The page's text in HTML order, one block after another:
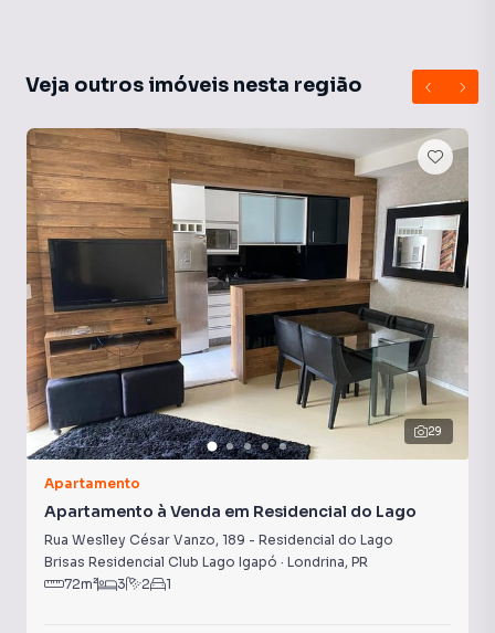
Veja outros imóveis nesta região
29
Apartamento
Apartamento à Venda em Residencial do Lago
Rua Weslley César Vanzo, 189 - Residencial do Lago
Brisas Residencial Club Lago Igapó · Londrina, PR
72m² 3 2 1